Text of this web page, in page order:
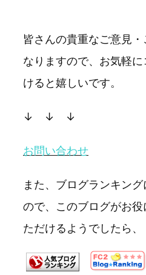
皆さんの貴重なご意見
なりますので、お気軽
けると嬉しいです。
↓ ↓ ↓
お問い合わせ
また、ブログランキン
ので、このブログがお
ただけるようでしたら、